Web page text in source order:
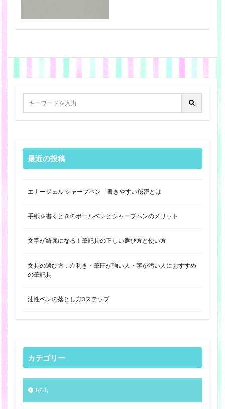
最近の投稿
エナージェル シャープペン 書きやすい秘密とは
手紙を書くときのボールペンとシャープペンのメリット
文字が綺麗になる！筆記具の正しい選び方と使い方
文具の選び方：左利き・筆圧が強い人・字が汚い人におすすめ
の筆記具
油性ペンの落とし方3ステップ
カテゴリー
❗️のり